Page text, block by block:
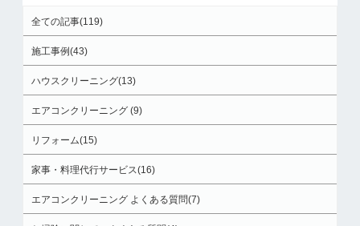
全ての記事(119)
施工事例(43)
ハウスクリーニング(13)
エアコンクリーニング (9)
リフォーム(15)
家事・料理代行サービス(16)
エアコンクリーニング よくある質問(7)